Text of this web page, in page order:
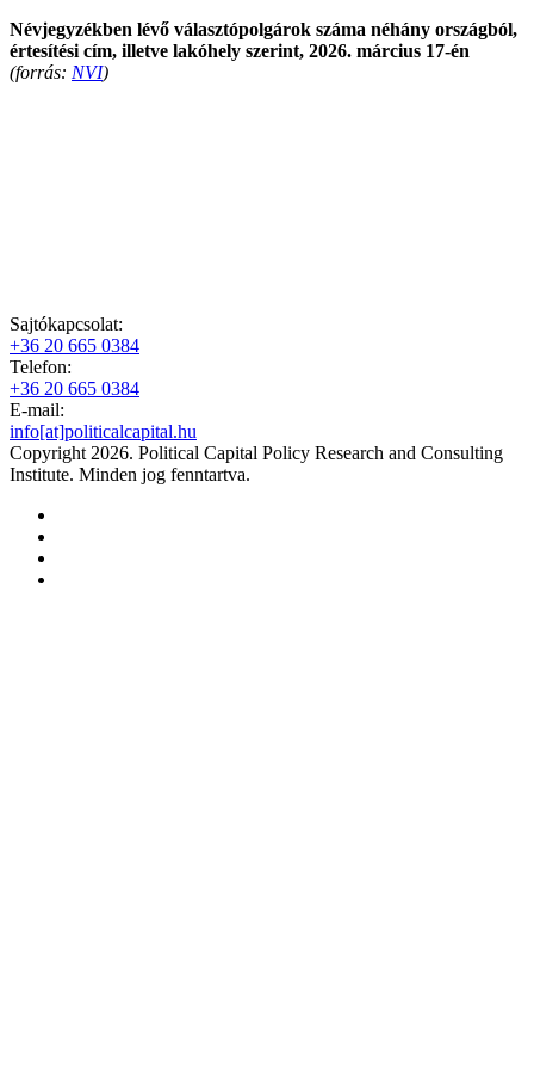
Névjegyzékben lévő választópolgárok száma néhány országból,
értesítési cím, illetve lakóhely szerint, 2026. március 17-én
(forrás: NVI)
Sajtókapcsolat:
+36 20 665 0384
Telefon:
+36 20 665 0384
E-mail:
info[at]politicalcapital.hu
Copyright 2026. Political Capital Policy Research and Consulting
Institute. Minden jog fenntartva.